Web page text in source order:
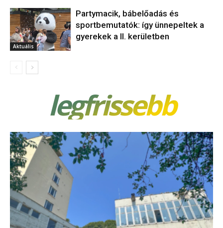
Aktuális
Partymacik, bábelőadás és
sportbemutatók: így ünnepeltek a
gyerekek a II. kerületben
legfrissebb